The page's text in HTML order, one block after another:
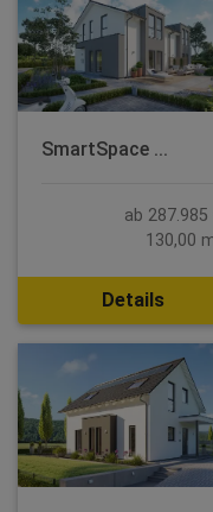
SmartSpace ...
ab 287.985
130,00
Details